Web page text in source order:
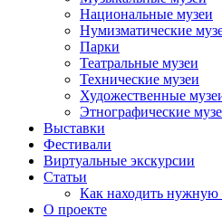
Национальные музеи
Нумизматические
Парки
Театральные музеи
Технические музеи
Художественные
Этнографические
Выставки
Фестивали
Виртуальные экскурсии
Статьи
Как находить
О проекте